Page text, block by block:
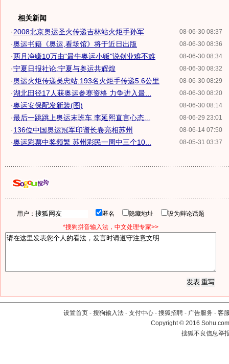
相关新闻
08-06-30 08:37
·2008北京奥运圣火传递吉林站火炬手孙军
08-06-30 08:36
·奥运书籍《奥运,看场馆》将于近日出版
08-06-30 08:34
·两月净赚10万由"最牛奥运小贩"说创业难不难
08-06-30 08:32
·宁夏日报社论:宁夏与奥运共辉煌
08-06-30 08:29
·奥运火炬传递吴忠站:193名火炬手传递5.6公里
08-06-30 08:20
·湖北田径17人获奥运参赛资格 力争进入最...
08-06-30 08:14
·奥运安保配发新装(图)
08-06-29 23:01
·最后一跳跳上奥运末班车 李延熙直言心态...
08-06-14 07:50
·136位中国奥运冠军印谱长卷亮相苏州
08-05-31 03:37
·奥运彩票中奖频繁 苏州彩民一周中三个10...
用户： 匿名 隐藏地址
设为辩论话题
*搜狗拼音输入法，中文处理专家>>
设置首页 - 搜狗输入法 - 支付中心 - 搜狐招聘 - 广告服务 - 客
Copyright©2016
搜狐不良信息举